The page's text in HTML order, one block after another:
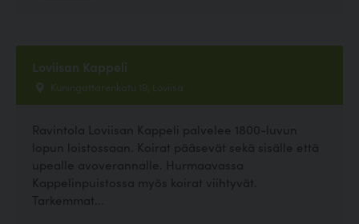
Loviisan Kappeli
Kuningattarenkatu 19, Loviisa
Ravintola Loviisan Kappeli palvelee 1800-luvun
lopun loistossaan. Koirat pääsevät sekä sisälle että
upealle avoverannalle. Hurmaavassa
Kappelinpuistossa myös koirat viihtyvät.
Tarkemmat...